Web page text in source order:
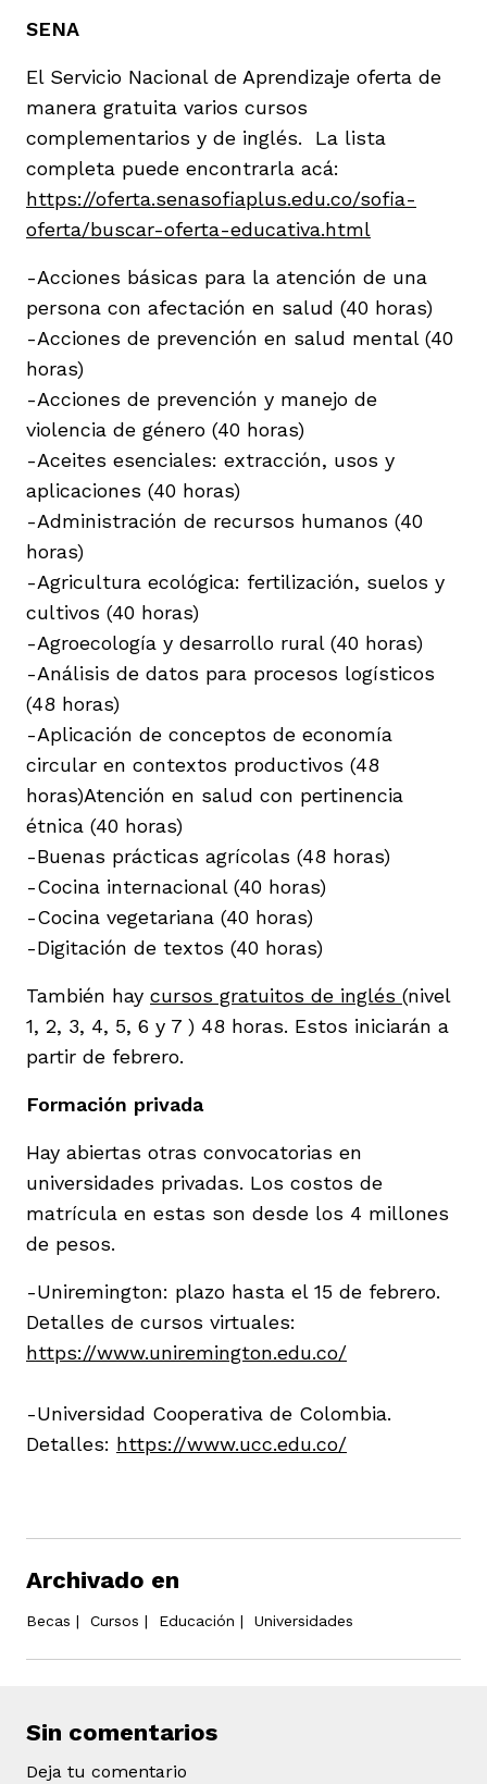
SENA
El Servicio Nacional de Aprendizaje oferta de
manera gratuita varios cursos
complementarios y de inglés. La lista
completa puede encontrarla acá:
https://oferta.senasofiaplus.edu.co/sofia-
oferta/buscar-oferta-educativa.html
-Acciones básicas para la atención de una
persona con afectación en salud (40 horas)
-Acciones de prevención en salud mental (40
horas)
-Acciones de prevención y manejo de
violencia de género (40 horas)
-Aceites esenciales: extracción, usos y
aplicaciones (40 horas)
-Administración de recursos humanos (40
horas)
-Agricultura ecológica: fertilización, suelos y
cultivos (40 horas)
-Agroecología y desarrollo rural (40 horas)
-Análisis de datos para procesos logísticos
(48 horas)
-Aplicación de conceptos de economía
circular en contextos productivos (48
horas)Atención en salud con pertinencia
étnica (40 horas)
-Buenas prácticas agrícolas (48 horas)
-Cocina internacional (40 horas)
-Cocina vegetariana (40 horas)
-Digitación de textos (40 horas)
También hay cursos gratuitos de inglés (nivel
1, 2, 3, 4, 5, 6 y 7 ) 48 horas. Estos iniciarán a
partir de febrero.
Formación privada
Hay abiertas otras convocatorias en
universidades privadas. Los costos de
matrícula en estas son desde los 4 millones
de pesos.
-Uniremington: plazo hasta el 15 de febrero.
Detalles de cursos virtuales:
https://www.uniremington.edu.co/
-Universidad Cooperativa de Colombia.
Detalles: https://www.ucc.edu.co/
Archivado en
Becas | Cursos | Educación | Universidades
Sin comentarios
Deja tu comentario